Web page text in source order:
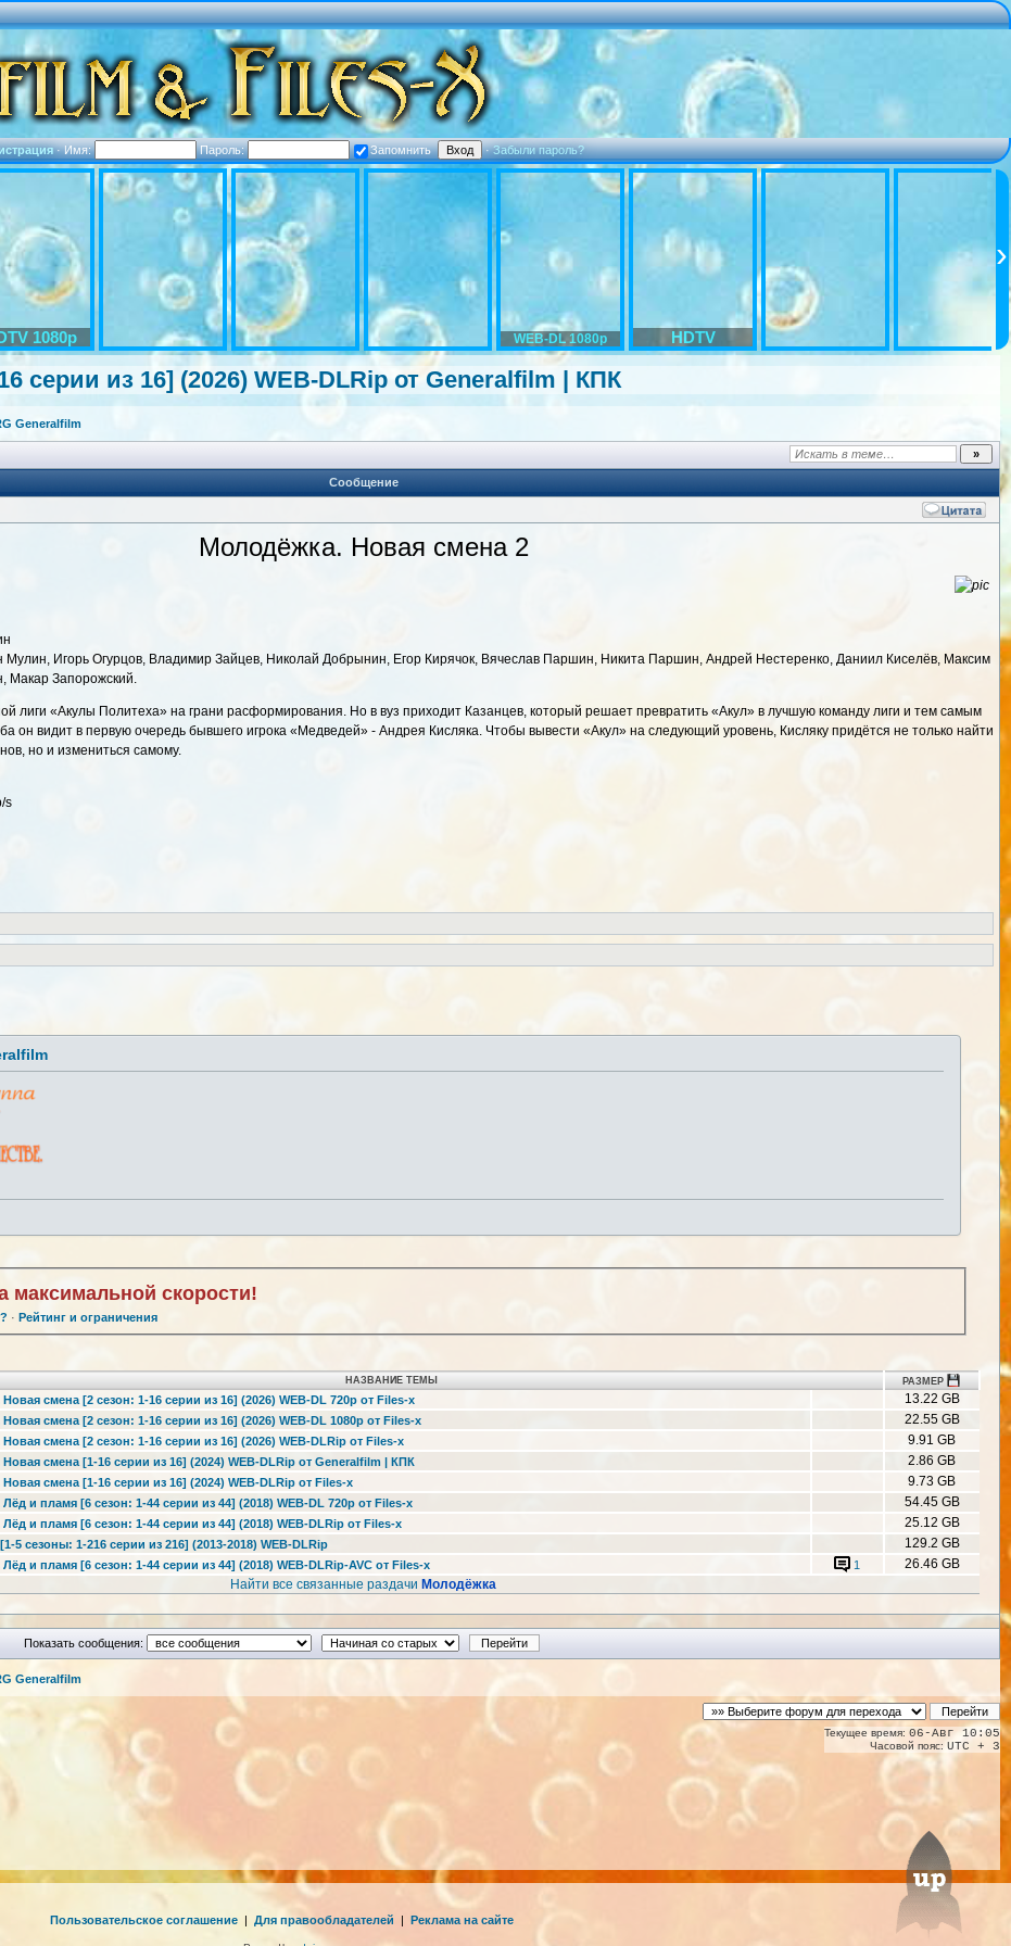
·Имя: Пароль: Запомнить ·Забыли пароль?
1080p WEB-DL 1080p HDTV
серии из 16] (2026) WEB-DLRip от Generalfilm | КПК
Generalfilm
Сообщение
Молодёжка. Новая смена 2
Игорь Огурцов, Владимир Зайцев, Николай Добрынин, Егор Кирячок, Вячеслав Паршин, Никита Паршин, Андрей Нестеренко, Даниил Киселёв, Максим
Макар Запорожский.
лиги «Акулы Политеха» на грани расформирования. Но в вуз приходит Казанцев, который решает превратить «Акул» в лучшую команду лиги и тем самым
он видит в первую очередь бывшего игрока «Медведей» - Андрея Кисляка. Чтобы вывести «Акул» на следующий уровень, Кисляку придётся не только найти
но и измениться самому.
s
максимальной скорости!
· Рейтинг и ограничения
НАЗВАНИЕ ТЕМЫ РАЗМЕР
смена [2 сезон: 1-16 серии из 16] (2026) WEB-DL 720p от Files-x
13.22 GB
смена [2 сезон: 1-16 серии из 16] (2026) WEB-DL 1080p от Files-x
22.55 GB
смена [2 сезон: 1-16 серии из 16] (2026) WEB-DLRip от Files-x
9.91 GB
смена [1-16 серии из 16] (2024) WEB-DLRip от Generalfilm | КПК
2.86 GB
смена [1-16 серии из 16] (2024) WEB-DLRip от Files-х
9.73 GB
и пламя [6 сезон: 1-44 серии из 44] (2018) WEB-DL 720p от Files-x
54.45 GB
и пламя [6 сезон: 1-44 серии из 44] (2018) WEB-DLRip от Files-x
25.12 GB
5 сезоны: 1-216 серии из 216] (2013-2018) WEB-DLRip
129.2 GB
и пламя [6 сезон: 1-44 серии из 44] (2018) WEB-DLRip-AVC от Files-x 1
26.46 GB
Найти все связанные раздачи Молодёжка
Показать сообщения:
Generalfilm
Текущее время: 06-Авг 10:05
Часовой пояс: UTC + 3
Пользовательское соглашение | Для правообладателей | Реклама на сайте